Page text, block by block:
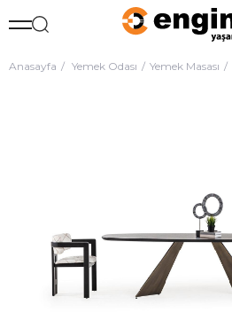
Anasayfa Yemek Odası Yemek Masası